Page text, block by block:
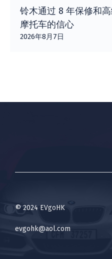
铃木通过 8 年保修和
摩托车的信心
2026年8月7日
© 2024 EVgoHK
evgohk@aol.com